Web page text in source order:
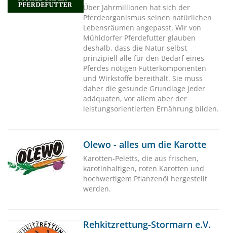
Über Jahrmillionen hat sich der
Pferdeorganismus seinen natürlichen
Lebensräumen angepasst. Wir von
Mühldorfer Pferdefutter glauben
deshalb, dass die Natur selbst
prinzipiell alle für den Bedarf eines
Pferdes nötigen Futterkomponenten
und Wirkstoffe bereithält. Sie muss
daher die gesunde Grundlage jeder
adäquaten, vor allem aber der
leistungsorientierten Ernährung bilden.
Olewo - alles um die Karotte
Karotten-Peletts, die aus frischen,
karotinhaltigen, roten Karotten und
hochwertigem Pflanzenöl hergestellt
werden.
Rehkitzrettung-Stormarn e.V.